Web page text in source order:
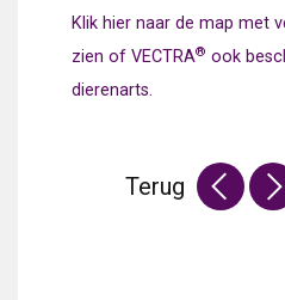
Klik hier naar de map met
zien of VECTRA® ook
dierenarts.
Terug